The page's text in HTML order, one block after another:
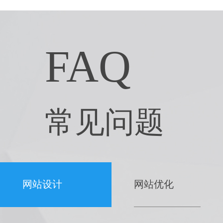
FAQ
常见问题
网站设计 网站优化